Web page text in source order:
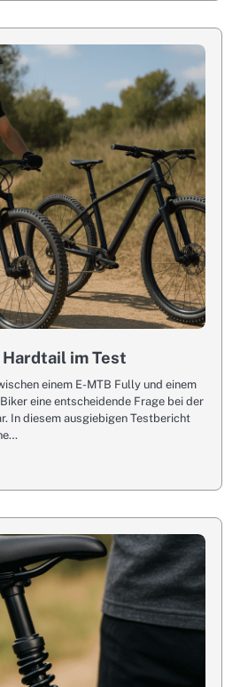
im Test
einem E-MTB Fully und einem
eine entscheidende Frage bei der
In diesem ausgiebigen Testbericht